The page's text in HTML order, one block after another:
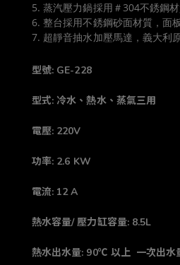
5. 蒸汽壓力鍋採用＃304不銹鋼
6. 整台採用不銹鋼砂面材質，面
7. 超靜音抽水加壓馬達，義大利
型號: GE-228
型式: 冷水、熱水、蒸氣三用
電壓: 220V
功率: 2.6 KW
電流: 12 A
熱水容量/ 壓力缸容量: 8.5L
熱水出水量: 90℃ 以上 一次出水